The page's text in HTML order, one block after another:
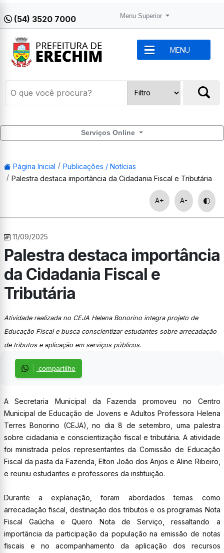
(54) 3520 7000 Menu Superior
MENU
Serviços Online
Página Inicial
Publicações / Notícias
Palestra destaca importância da Cidadania Fiscal e Tributária
A+ A-
11/09/2025
Palestra destaca importância
da Cidadania Fiscal e
Tributária
Atividade realizada no CEJA Helena Bonorino integra projeto de
Educação Fiscal e busca conscientizar estudantes sobre arrecadação
de tributos e aplicação em serviços públicos.
compartilhe
A Secretaria Municipal da Fazenda promoveu no Centro
Municipal de Educação de Jovens e Adultos Professora Helena
Terres Bonorino (CEJA), no dia 8 de setembro, uma palestra
sobre cidadania e conscientização fiscal e tributária. A atividade
foi ministrada pelos representantes da Comissão de Educação
Fiscal da pasta da Fazenda, Elton João dos Anjos e Aline Ribeiro,
e reuniu estudantes e professores da instituição.
Durante a explanação, foram abordados temas como
arrecadação fiscal, destinação dos tributos e os programas Nota
Fiscal Gaúcha e Quero Nota de Serviço, ressaltando a
importância da participação da população na emissão de notas
fiscais e no acompanhamento da aplicação dos recursos